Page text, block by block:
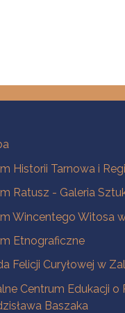
Historii Tarnowa i
Ratusz - Galeria
Wincentego Witosa
Etnograficzne
Felicji Curyłowej w
Centrum Edukacji o
Baszaka